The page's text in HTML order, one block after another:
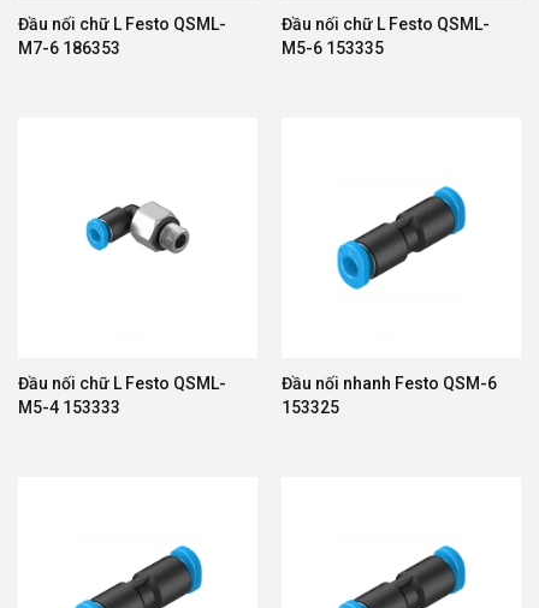
Đầu nối chữ L Festo QSML-
M7-6 186353
Đầu nối chữ L Festo QSML-
M5-6 153335
Đầu nối chữ L Festo QSML-
M5-4 153333
Đầu nối nhanh Festo QSM-6
153325